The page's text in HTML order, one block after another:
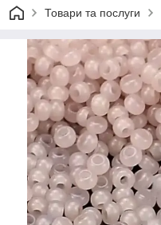
Товари та послуги